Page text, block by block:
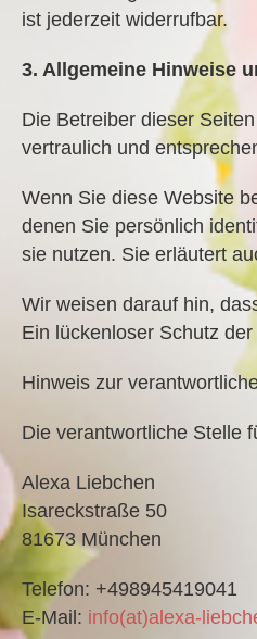
ist jederzeit widerrufbar.
3. Allgemeine Hinweise
Die Betreiber dieser
vertraulich und
Wenn Sie diese Website
denen Sie persönlich
sie nutzen. Sie erläutert
Wir weisen darauf hin,
Ein lückenloser Schutz
Hinweis zur
Die verantwortliche Stelle
Alexa Liebchen
Isareckstraße 50
81673 München
Telefon: +498945419041
E-Mail: info(at)alexa-